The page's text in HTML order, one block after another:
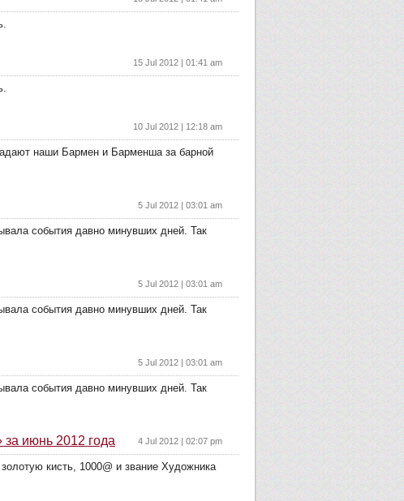
15 Jul 2012 | 01:41 am
10 Jul 2012 | 12:18 am
наши Бармен и Барменша за барной
5 Jul 2012 | 03:01 am
события давно минувших дней. Так
5 Jul 2012 | 03:01 am
события давно минувших дней. Так
5 Jul 2012 | 03:01 am
события давно минувших дней. Так
за июнь 2012 года 4 Jul 2012 | 02:07 pm
кисть, 1000@ и звание Художника